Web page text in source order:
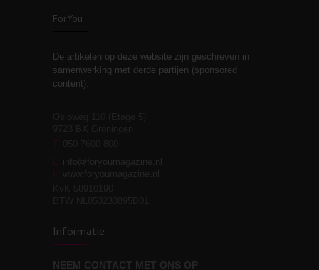
Stiefouderschap en
relaties
moeite!
ForYou
De artikelen op deze website zijn geschreven in
samenwerking met derde partijen (sponsored
content).
T
E info@foryoumagazine.nl
www.foryoumagazine.nl
Informatie
NEEM CONTACT MET ONS OP